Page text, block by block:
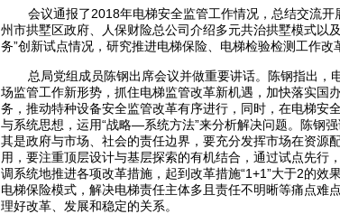
会议通报了2018年电梯安全监管工作情况，总结交流
州市拱墅区政府、人保财险总公司介绍多元共治拱墅模式以
务”创新试点情况，研究推进电梯保险、电梯检验检测工作改
总局党组成员陈钢出席会议并做重要讲话。陈钢指出
场监管工作新形势，抓住电梯监管改革新机遇，加快落实国
务，推动特种设备安全监管改革有序进行，同时，在电梯安
与系统思想，运用“战略—系统方法”来分析解决问题。陈钢
其是政府与市场、社会的责任边界，要充分发挥市场在资源
用，要注重顶层设计与基层探索的有机结合，通过试点先行
调系统地推进各项改革措施，起到改革措施“1+1”大于2的
电梯保险模式，解决电梯责任主体多且责任不明晰等痛点难
理好改革、发展和稳定的关系。